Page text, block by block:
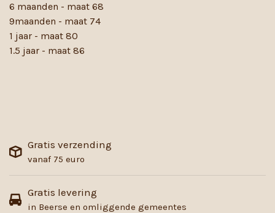
6 maanden - maat 68
9maanden - maat 74
1 jaar - maat 80
1.5 jaar - maat 86
Gratis verzending
vanaf 75 euro
Gratis levering
in Beerse en omliggende gemeentes